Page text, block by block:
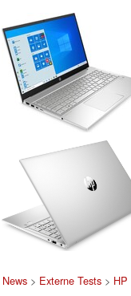
> Externe Tests > HP